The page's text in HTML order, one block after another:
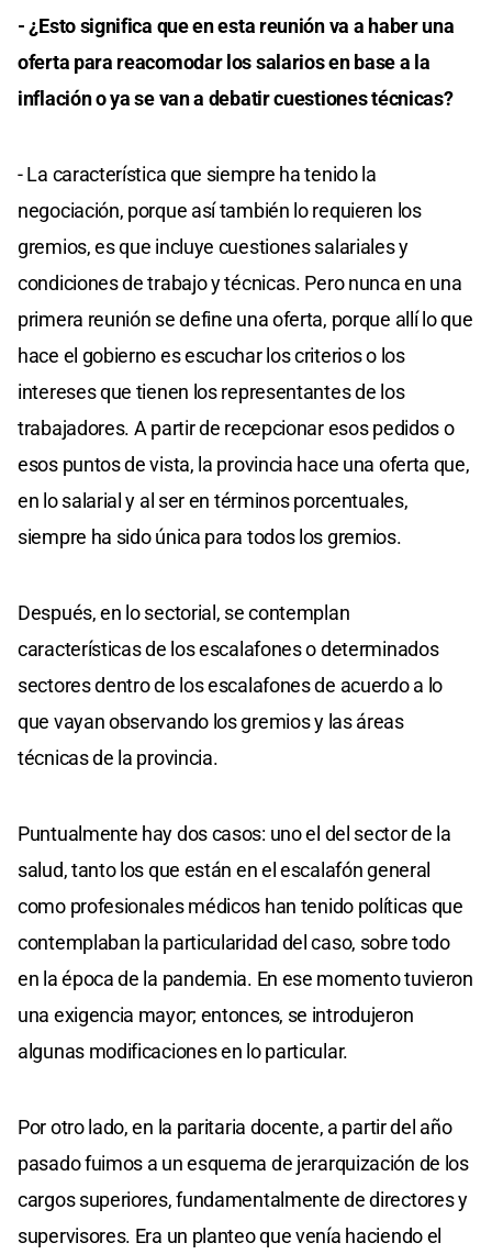
- ¿Esto significa que en esta reunión va a haber una
oferta para reacomodar los salarios en base a la
inflación o ya se van a debatir cuestiones técnicas?
- La característica que siempre ha tenido la
negociación, porque así también lo requieren los
gremios, es que incluye cuestiones salariales y
condiciones de trabajo y técnicas. Pero nunca en una
primera reunión se define una oferta, porque allí lo que
hace el gobierno es escuchar los criterios o los
intereses que tienen los representantes de los
trabajadores. A partir de recepcionar esos pedidos o
esos puntos de vista, la provincia hace una oferta que,
en lo salarial y al ser en términos porcentuales,
siempre ha sido única para todos los gremios.
Después, en lo sectorial, se contemplan
características de los escalafones o determinados
sectores dentro de los escalafones de acuerdo a lo
que vayan observando los gremios y las áreas
técnicas de la provincia.
Puntualmente hay dos casos: uno el del sector de la
salud, tanto los que están en el escalafón general
como profesionales médicos han tenido políticas que
contemplaban la particularidad del caso, sobre todo
en la época de la pandemia. En ese momento tuvieron
una exigencia mayor; entonces, se introdujeron
algunas modificaciones en lo particular.
Por otro lado, en la paritaria docente, a partir del año
pasado fuimos a un esquema de jerarquización de los
cargos superiores, fundamentalmente de directores y
supervisores. Era un planteo que venía haciendo el